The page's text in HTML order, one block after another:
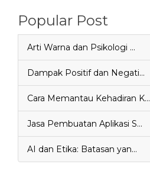
Popular Post
Arti Warna dan Psikologi …
Dampak Positif dan Negati…
Cara Memantau Kehadiran K…
Jasa Pembuatan Aplikasi S…
AI dan Etika: Batasan yan…